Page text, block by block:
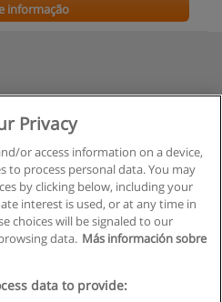
informação
Privacy
or access information on a device,
to process personal data. You may
by clicking below, including your
interest is used, or at any time in
choices will be signaled to our
data. Más información sobre
data to provide: